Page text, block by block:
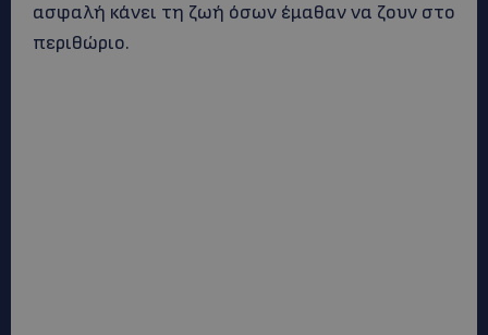
ασφαλή κάνει τη ζωή όσων έμαθαν να ζουν στο
περιθώριο.